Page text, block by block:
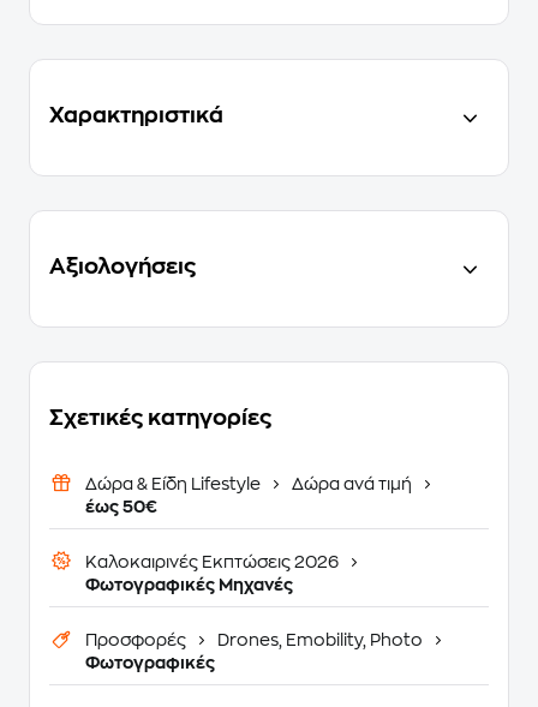
Χαρακτηριστικά
Αξιολογήσεις
Σχετικές κατηγορίες
Δώρα & Είδη Lifestyle
Δώρα ανά τιμή
έως 50€
Καλοκαιρινές Εκπτώσεις 2026
Φωτογραφικές Μηχανές
Προσφορές
Drones, Emobility, Photo
Φωτογραφικές